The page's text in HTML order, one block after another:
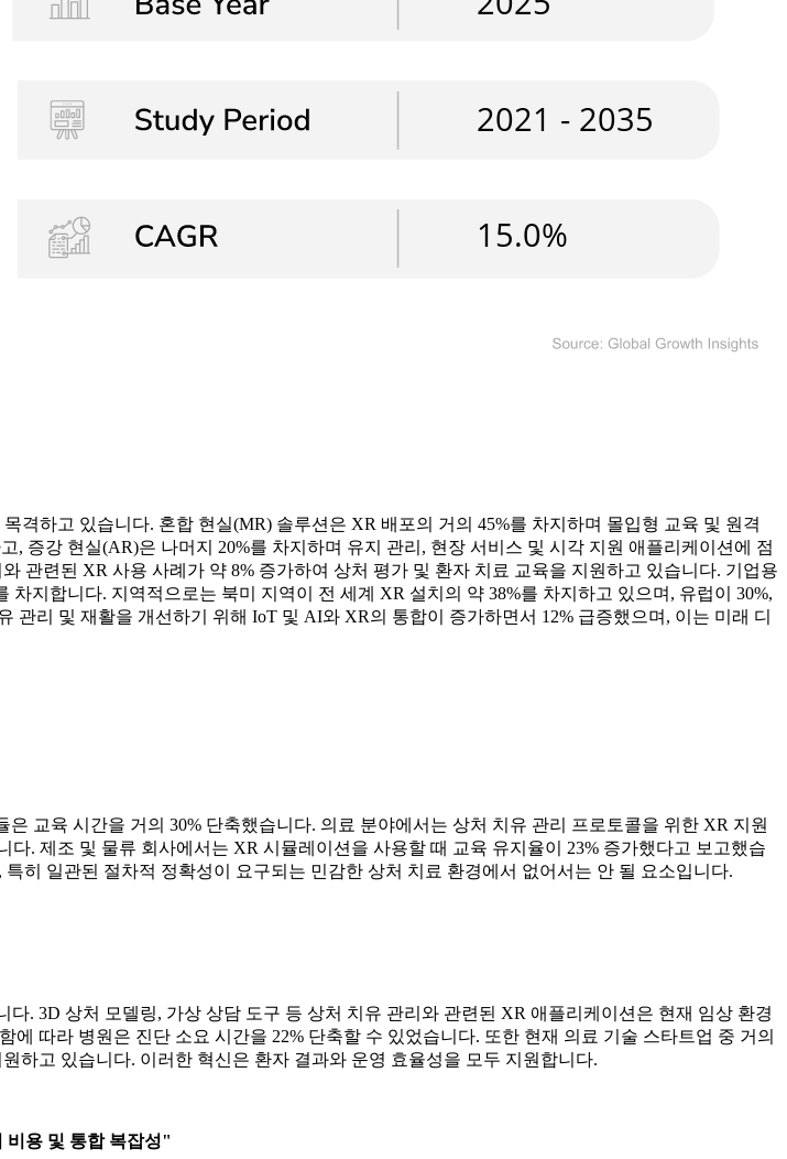
격하고 있습니다. 혼합 현실(MR) 솔루션은 XR 배포의 거의 45%를 차지하며 몰입형 교육 및 원격
증강 현실(AR)은 나머지 20%를 차지하며 유지 관리, 현장 서비스 및 시각 지원 애플리케이션에 점
관련된 XR 사용 사례가 약 8% 증가하여 상처 평가 및 환자 치료 교육을 지원하고 있습니다. 기업용
지합니다. 지역적으로는 북미 지역이 전 세계 XR 설치의 약 38%를 차지하고 있으며, 유럽이 30%,
리 및 재활을 개선하기 위해 IoT 및 AI와 XR의 통합이 증가하면서 12% 급증했으며, 이는 미래 디
교육 시간을 거의 30% 단축했습니다. 의료 분야에서는 상처 치유 관리 프로토콜을 위한 XR 지원
. 제조 및 물류 회사에서는 XR 시뮬레이션을 사용할 때 교육 유지율이 23% 증가했다고 보고했습
히 일관된 절차적 정확성이 요구되는 민감한 상처 치료 환경에서 없어서는 안 될 요소입니다.
. 3D 상처 모델링, 가상 상담 도구 등 상처 치유 관리와 관련된 XR 애플리케이션은 현재 임상 환경
따라 병원은 진단 소요 시간을 22% 단축할 수 있었습니다. 또한 현재 의료 기술 스타트업 중 거의
하고 있습니다. 이러한 혁신은 환자 결과와 운영 효율성을 모두 지원합니다.
비용 및 통합 복잡성"